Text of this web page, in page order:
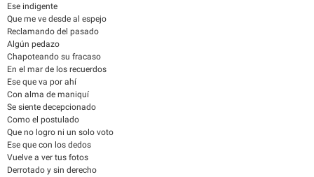
Ese indigente
Que me ve desde al espejo
Reclamando del pasado
Algún pedazo
Chapoteando su fracaso
En el mar de los recuerdos
Ese que va por ahí
Con alma de maniquí
Se siente decepcionado
Como el postulado
Que no logro ni un solo voto
Ese que con los dedos
Vuelve a ver tus fotos
Derrotado y sin derecho